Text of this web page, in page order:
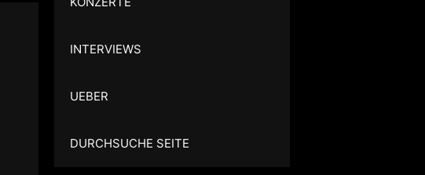
INTERVIEWS
UEBER
DURCHSUCHE SEITE